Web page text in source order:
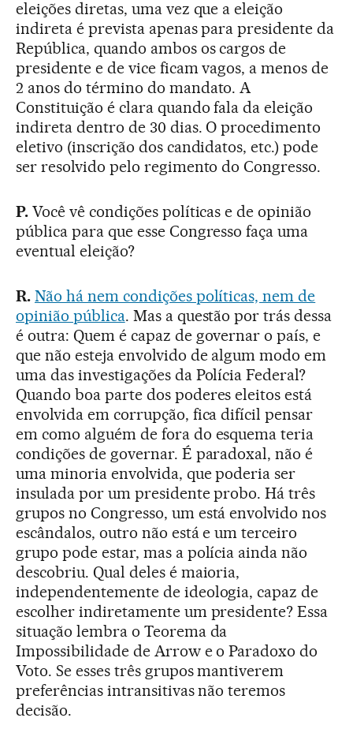
eleições diretas, uma vez que a eleição
indireta é prevista apenas para presidente da
República, quando ambos os cargos de
presidente e de vice ficam vagos, a menos de
2 anos do término do mandato. A
Constituição é clara quando fala da eleição
indireta dentro de 30 dias. O procedimento
eletivo (inscrição dos candidatos, etc.) pode
ser resolvido pelo regimento do Congresso.
P.Você vê condições políticas e de opinião
pública para que esse Congresso faça uma
eventual eleição?
R. Não há nem condições políticas, nem de
opinião pública. Mas a questão por trás dessa
é outra: Quem é capaz de governar o país, e
que não esteja envolvido de algum modo em
uma das investigações da Polícia Federal?
Quando boa parte dos poderes eleitos está
envolvida em corrupção, fica difícil pensar
em como alguém de fora do esquema teria
condições de governar. É paradoxal, não é
uma minoria envolvida, que poderia ser
insulada por um presidente probo. Há três
grupos no Congresso, um está envolvido nos
escândalos, outro não está e um terceiro
grupo pode estar, mas a polícia ainda não
descobriu. Qual deles é maioria,
independentemente de ideologia, capaz de
escolher indiretamente um presidente? Essa
situação lembra o Teorema da
Impossibilidade de Arrow e o Paradoxo do
Voto. Se esses três grupos mantiverem
preferências intransitivas não teremos
decisão.